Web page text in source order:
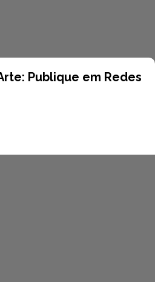
Publique em Redes